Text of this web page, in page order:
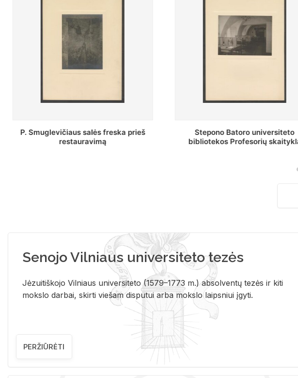
Stepono Batoro universiteto
bibliotekos Profesorių skaitykla
Baltosios salės bendras vaizdas
Senojo Vilniaus universiteto tezės
Jėzuitiškojo Vilniaus universiteto (1579–1773 m.) absolventų tezės ir kiti
mokslo darbai, skirti viešam disputui arba mokslo laipsniui įgyti.
PERŽIŪRĖTI